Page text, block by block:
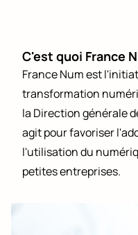
C'est quoi France
France Num est
transformation
la Direction générale
agit pour favoriser
l'utilisation du
petites entreprises.